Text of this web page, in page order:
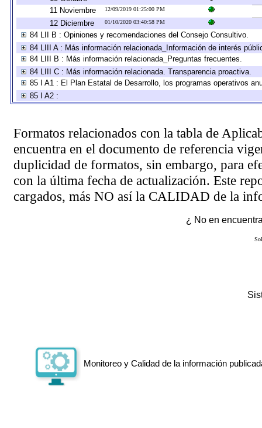
11 Noviembre 12/09/2019 01:25:00 PM
12 Diciembre 01/10/2020 03:40:58 PM
84 LII B : Opiniones y recomendaciones del Consejo Consultivo.
84 LIII A : Más información relacionada_Información de interés
84 LIII B : Más información relacionada_Preguntas frecuentes.
84 LIII C : Más información relacionada. Transparencia proactiva.
85 I A1 : El Plan Estatal de Desarrollo, los programas operativos
85 I A2 :
Formatos relacionados con la tabla de
encuentra en el documento de referencia
duplicidad de formatos, sin embargo, para
con la última fecha de actualización. Este
cargados, más NO así la CALIDAD de la
¿ No en
Monitoreo y Calidad de la información